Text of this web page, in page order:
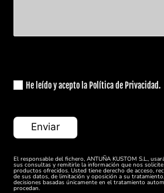
He leído y acepto la Política de Privacidad.
El responsable del fichero, ANTUÑA KUSTOM S.L.,
sus consultas y remitirle la información que nos
productos ofrecidos. Usted tiene derecho de acceso,
de sus datos, de limitación y oposición a su
decisiones basadas únicamente en el tratamiento
procedan.